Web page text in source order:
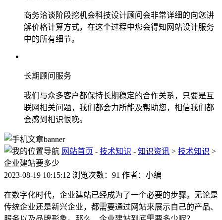
商务洽谈阶段挖机会科技设计顾问会非常详细的向您讲
解价格计算方式，在这个过程中您会得知网站设计服务
中的所有细节。
长期顾问服务
我们与众多客户都保持长期稳定的合作关系，只要是互
联网相关问题，我们都会力所能及帮助您，相信我们都
会感到相识恨晚。
网站首页 - 技术知识 - 知识资讯 > 技术知识 >
企业建站要多少
2023-08-19 10:15:12 浏览次数：91 作者：小编
在数字化时代，企业建站已经成为了一个必要的步骤。无论是
传统企业还是新兴企业，都需要通过网站来展示自己的产品、